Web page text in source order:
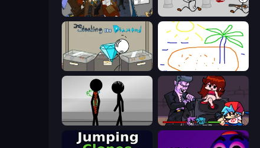
Foreign Creature 2 Escaping the Prison
Stealing the Diamond Skribbl.io
Stick Figure Penalty 2 Friday Night Funkin'